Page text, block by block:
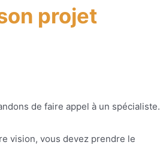
projet
de faire appel à un spécialiste.
vision, vous devez prendre le